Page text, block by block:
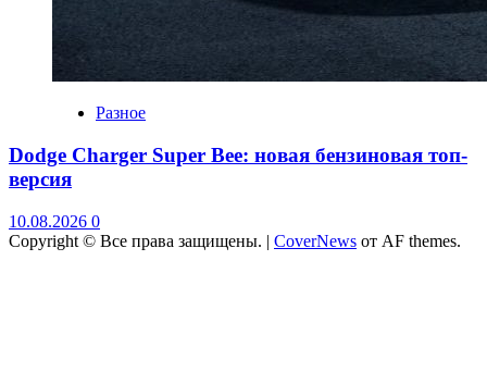
Разное
Dodge Charger Super Bee: новая бензиновая топ-
версия
10.08.2026 0
Copyright © Все права защищены. | CoverNews от AF themes.